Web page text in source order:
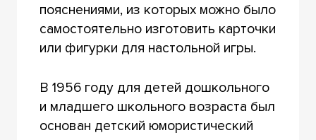
пояснениями, из которых можно было
самостоятельно изготовить карточки
или фигурки для настольной игры.
В 1956 году для детей дошкольного
и младшего школьного возраста был
основан детский юмористический